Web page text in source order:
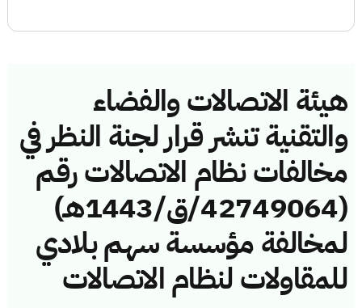
هيئة الاتصالات والفضاء
والتقنية تنشر قرار لجنة النظر في
مخالفات نظام الاتصالات رقم
(42749064/ق/1443هـ)
لمخالفة مؤسسة سهم بلادي
للمقاولات لنظام الاتصالات